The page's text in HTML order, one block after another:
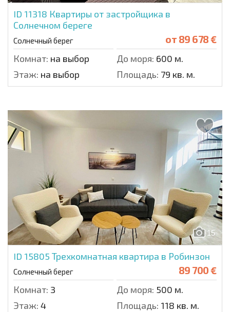
ID 11318 Квартиры от застройщика в
Солнечном береге
Солнечный берег от 89 678 €
Комнат: на выбор До моря: 600 м.
Этаж: на выбор Площадь: 79 кв. м.
15
ID 15805 Трехкомнатная квартира в Робинзон
Солнечный берег 89 700 €
Комнат: 3 До моря: 500 м.
Этаж: 4 Площадь: 118 кв. м.